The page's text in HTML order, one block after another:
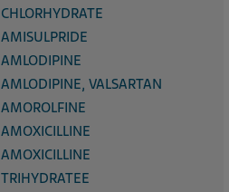
CHLORHYDRATE
AMISULPRIDE
AMLODIPINE
AMLODIPINE, VALSARTAN
AMOROLFINE
AMOXICILLINE
AMOXICILLINE
TRIHYDRATEE